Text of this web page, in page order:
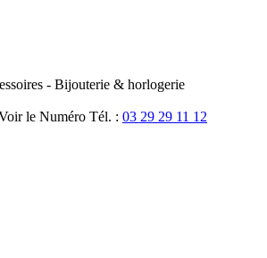
- Bijouterie & horlogerie
le Numéro Tél. : 03 29 29 11 12